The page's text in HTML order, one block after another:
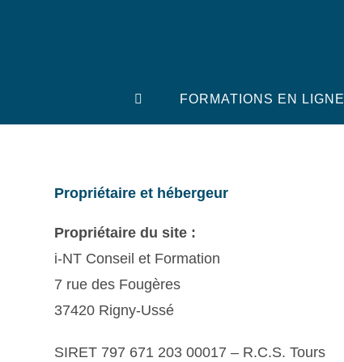
FORMATIONS EN LIGNE
Propriétaire et hébergeur
Propriétaire du site :
i-NT Conseil et Formation
7 rue des Fougères
37420 Rigny-Ussé
SIRET 797 671 203 00017 – R.C.S. Tours